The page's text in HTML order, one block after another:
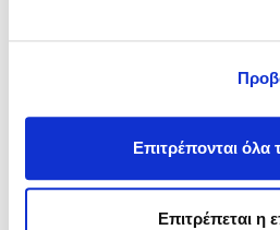
Επιτρέπονται όλα
Επιτρέπεται η
Πολιτική περί Προστασίας